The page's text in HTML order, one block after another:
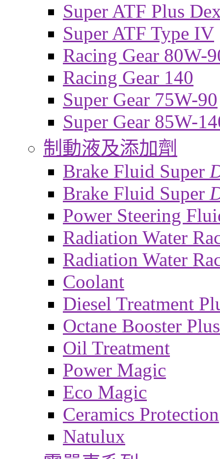
Super ATF Plus
Super ATF Type IV
Racing Gear 80W-
Racing Gear 140
Super Gear 75W-90
Super Gear 85W-
制動液及添加劑
Brake Fluid Super
Brake Fluid Super
Power Steering
Radiation Water
Radiation Water
Coolant
Diesel Treatment
Octane Booster Plus
Oil Treatment
Power Magic
Eco Magic
Ceramics Protection
Natulux